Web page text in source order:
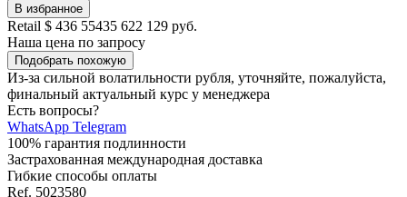
В избранное
Retail $ 436 55435 622 129 руб.
Наша цена по запросу
Подобрать похожую
Из-за сильной волатильности рубля, уточняйте, пожалуйста,
финальный актуальный курс у менеджера
Есть вопросы?
WhatsApp Telegram
100% гарантия подлинности
Застрахованная международная доставка
Гибкие способы оплаты
Ref. 5023580